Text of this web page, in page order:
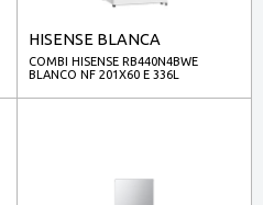
HISENSE BLANCA
COMBI HISENSE RB440N4BWE
BLANCO NF 201X60 E 336L